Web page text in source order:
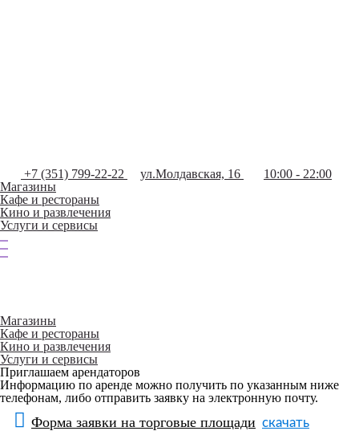
+7 (351) 799-22-22 ул.Молдавская, 16
10:00 - 22:00
Магазины
Кафе и рестораны
Кино и развлечения
Услуги и сервисы
Магазины
Кафе и рестораны
Кино и развлечения
Услуги и сервисы
Приглашаем арендаторов
Информацию по аренде можно получить по указанным ниже
телефонам, либо отправить заявку на электронную почту.
Форма заявки на торговые площади